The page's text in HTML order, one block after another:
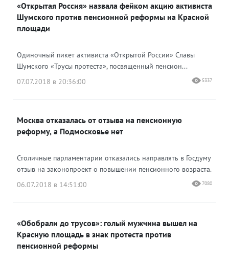
«Открытая Россия» назвала фейком акцию активиста
Шумского против пенсионной реформы на Красной
площади
Одиночный пикет активиста «Открытой России» Славы
Шумского «Трусы протеста», посвященный пенсион...
07.07.2018 в 20:36:00
5337
Москва отказалась от отзыва на пенсионную
реформу, а Подмосковье нет
Столичные парламентарии отказались направлять в Госдуму
отзыв на законопроект о повышении пенсионного возраста.
06.07.2018 в 14:51:00
7080
«Обобрали до трусов»: голый мужчина вышел на
Красную площадь в знак протеста против
пенсионной реформы